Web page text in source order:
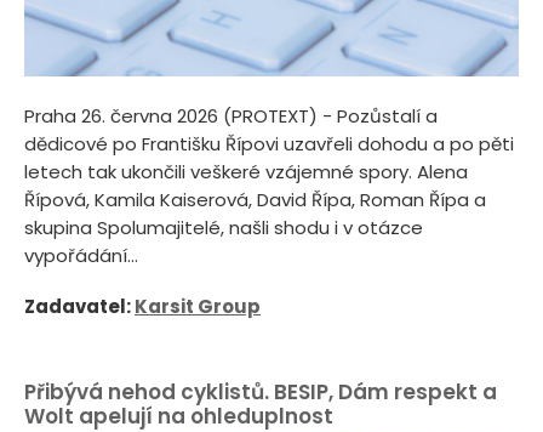
Praha 26. června 2026 (PROTEXT) - Pozůstalí a
dědicové po Františku Řípovi uzavřeli dohodu a po pěti
letech tak ukončili veškeré vzájemné spory. Alena
Řípová, Kamila Kaiserová, David Řípa, Roman Řípa a
skupina Spolumajitelé, našli shodu i v otázce
vypořádání...
Zadavatel:Karsit Group
Přibývá nehod cyklistů. BESIP, Dám respekt a
Wolt apelují na ohleduplnost